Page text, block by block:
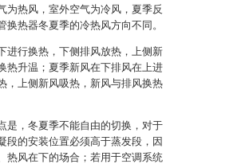
为热风，室外空气为冷风，夏季反
换热器冬夏季的冷热风方向不同。
进行换热，下侧排风放热，上侧新
热升温；夏季新风在下排风在上进
，上侧新风吸热，新风与排风换热
是，冬夏季不能自由的切换，对于
段的安装位置必须高于蒸发段，因
热风在下的场合；若用于空调系统